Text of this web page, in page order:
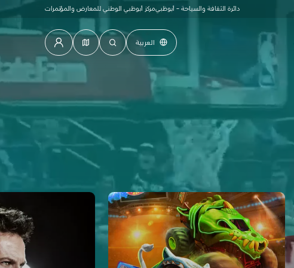
دائرة الثقافة والسياحة - أبوظبيمركز أبوظبي الوطني للمعارض والمؤتمرات
العربية